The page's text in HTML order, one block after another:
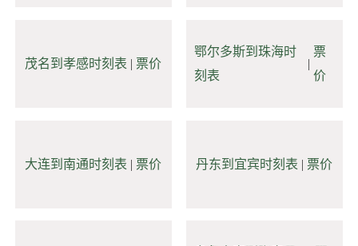
茂名到孝感时刻表 |票价
鄂尔多斯到珠海时
刻表
|
票
价
大连到南通时刻表 |票价 丹东到宜宾时刻表 |票价